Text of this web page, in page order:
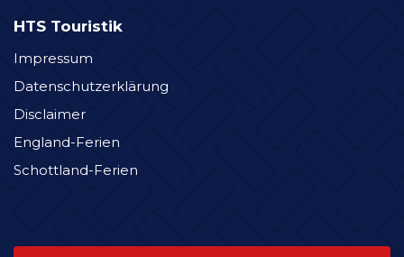
HTS Touristik
Impressum
Datenschutzerklärung
Disclaimer
England-Ferien
Schottland-Ferien